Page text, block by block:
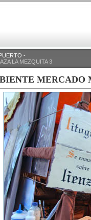
-
LA MEZQUITA 3
MERCADO